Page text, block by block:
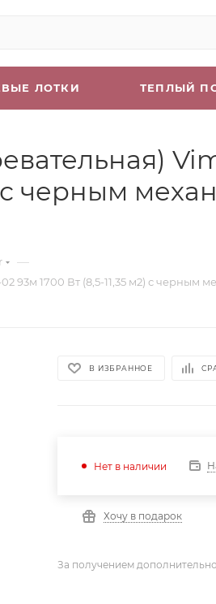
ЛОТКИ ТЕПЛЫЙ
с черным
—
93м 1700 Вт (8,5-11,35 м2) с черным
В ИЗБРАННОЕ
Нет в наличии
Хочу в подарок
За получением